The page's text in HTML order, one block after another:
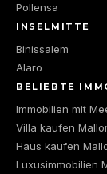
Pollensa
INSELMITTE
Binissalem
Alaro
BELIEBTE
Immobilien mit
Villa kaufen
Haus kaufen
Luxusimmobilien